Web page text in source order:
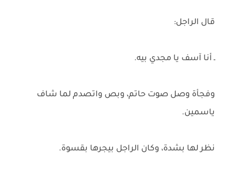
قال الراجل:
ـ أنا آسف يا مجدي بيه.
وفجأة وصل صوت حاتم، وبص واتصدم لما شاف
ياسمين.
نظر لها بشدة، وكان الراجل بيجرها بقسوة.